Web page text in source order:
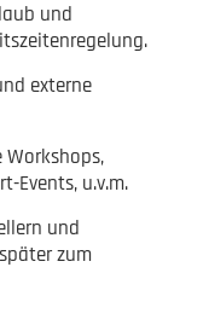
und
externe
Workshops,
Events, u.v.m.
und
zum